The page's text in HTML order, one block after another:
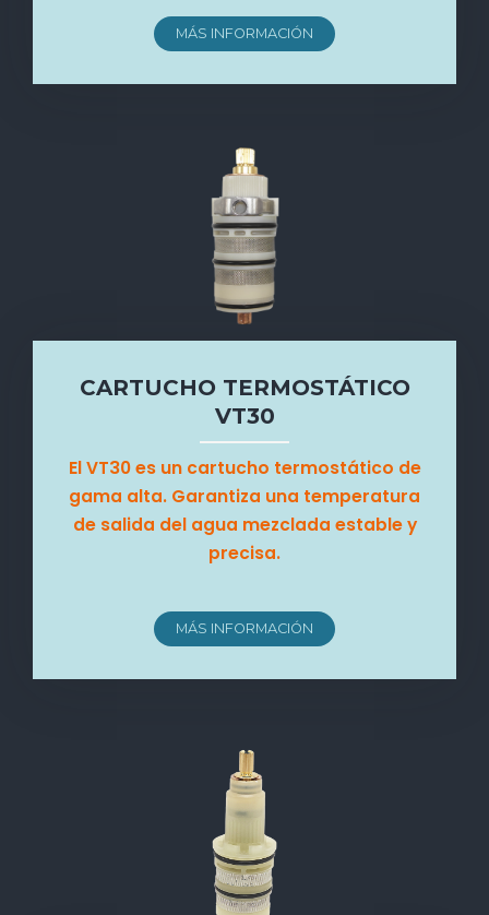
MÁS INFORMACIÓN
CARTUCHO TERMOSTÁTICO
VT30
El VT30 es un cartucho termostático de
gama alta. Garantiza una temperatura
de salida del agua mezclada estable y
precisa.
MÁS INFORMACIÓN